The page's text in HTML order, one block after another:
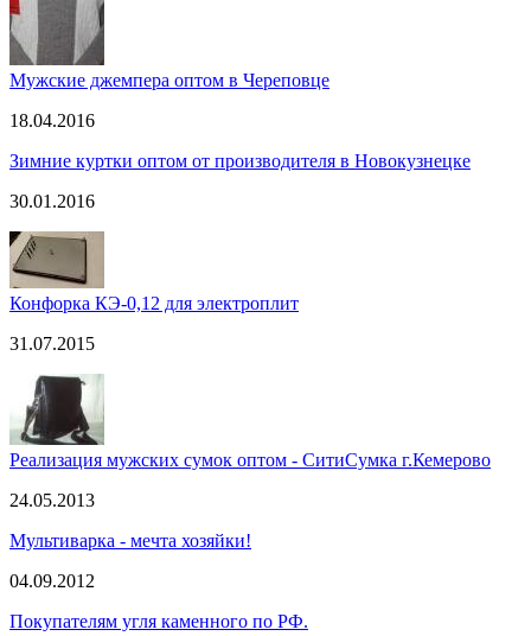
Мужские джемпера оптом в Череповце
18.04.2016
Зимние куртки оптом от производителя в Новокузнецке
30.01.2016
Конфорка КЭ-0,12 для электроплит
31.07.2015
Реализация мужских сумок оптом - СитиСумка г.Кемерово
24.05.2013
Мультиварка - мечта хозяйки!
04.09.2012
Покупателям угля каменного по РФ.